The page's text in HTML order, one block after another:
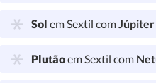
Sol em Sextil comJúpiter
Plutãoem Sextil com